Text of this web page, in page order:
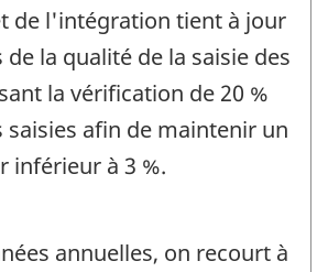
de l'intégration tient à jour
la qualité de la saisie des
la vérification de 20 %
saisies afin de maintenir un
inférieur à 3 %.
annuelles, on recourt à